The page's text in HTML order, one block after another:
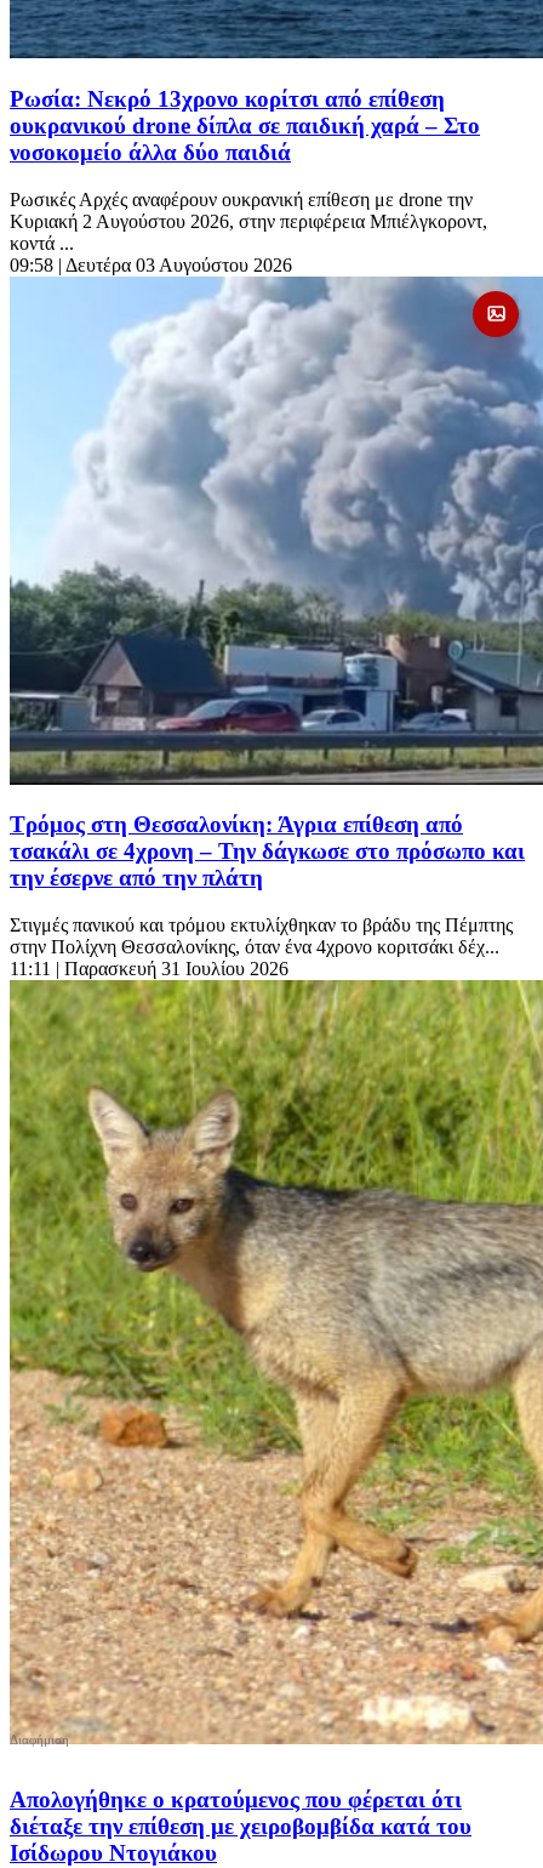
Ρωσία: Νεκρό 13χρονο κορίτσι από επίθεση
ουκρανικού drone δίπλα σε παιδική χαρά – Στο
νοσοκομείο άλλα δύο παιδιά
Ρωσικές Αρχές αναφέρουν ουκρανική επίθεση με drone την
Κυριακή 2 Αυγούστου 2026, στην περιφέρεια Μπιέλγκοροντ,
κοντά ...
09:58 | Δευτέρα 03 Αυγούστου 2026
Τρόμος στη Θεσσαλονίκη: Άγρια επίθεση από
τσακάλι σε 4χρονη – Την δάγκωσε στο πρόσωπο και
την έσερνε από την πλάτη
Στιγμές πανικού και τρόμου εκτυλίχθηκαν το βράδυ της Πέμπτης
στην Πολίχνη Θεσσαλονίκης, όταν ένα 4χρονο κοριτσάκι δέχ...
11:11 | Παρασκευή 31 Ιουλίου 2026
Απολογήθηκε ο κρατούμενος που φέρεται ότι
διέταξε την επίθεση με χειροβομβίδα κατά του
Ισίδωρου Ντογιάκου